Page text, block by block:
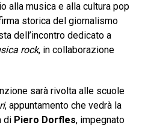
alla musica e alla cultura pop
storica del giornalismo
dell’incontro dedicato a
rock, in collaborazione
sarà rivolta alle scuole
, appuntamento che vedrà la
di Piero Dorfles, impegnato